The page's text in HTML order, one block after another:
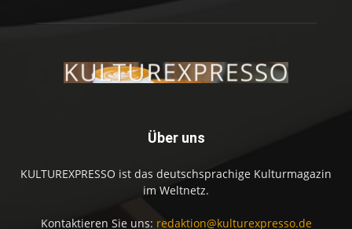
Über uns
KULTUREXPRESSO ist das deutschsprachige Kulturmagazin
im Weltnetz.
Kontaktieren Sie uns: redaktion@kulturexpresso.de